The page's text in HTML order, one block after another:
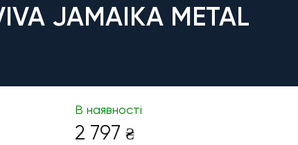
JAMAIKA METAL
В наявності
2 797 ₴